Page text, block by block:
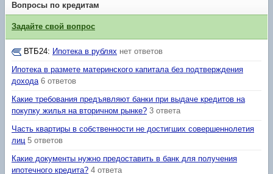
Вопросы по кредитам
Задайте свой вопрос
ВТБ24: Ипотека в рублях нет ответов
Ипотека в размете материнского капитала без подтверждения
дохода 6 ответов
Какие требования предъявляют банки при выдаче кредитов на
покупку жилья на вторичном рынке? 3 ответа
Часть квартиры в собственности не достигших совершеннолетия
лиц 5 ответов
Какие документы нужно предоставить в банк для получения
ипотечного кредита? 4 ответа